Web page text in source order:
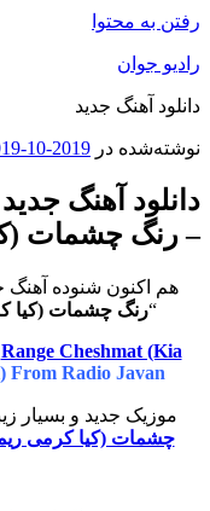
رفتن به محتوا
رادیو جوان
دانلود آهنگ جدید
نوشته‌شده در 2019-10-19
19
دانلود آهنگ
– رنگ چشمات
هم اکنون شنوده آهنگ
“رنگ چشمات (کیا
Range Cheshmat (Kia
From Radio Javan
موزیک جدید و بسیار
چشمات (کیا کرمی